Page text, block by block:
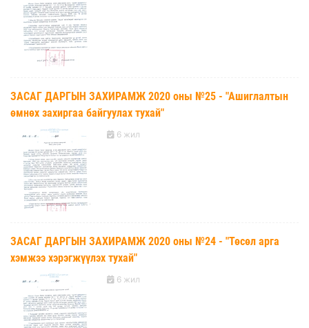
ЗАСАГ ДАРГЫН ЗАХИРАМЖ 2020 оны №25 - "Ашиглалтын
өмнөх захиргаа байгуулах тухай"
6 жил
ЗАСАГ ДАРГЫН ЗАХИРАМЖ 2020 оны №24 - "Төсөл арга
хэмжээ хэрэгжүүлэх тухай"
6 жил